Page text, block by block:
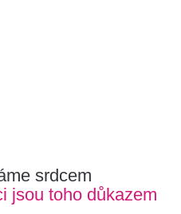
srdcem
jsou toho důkazem